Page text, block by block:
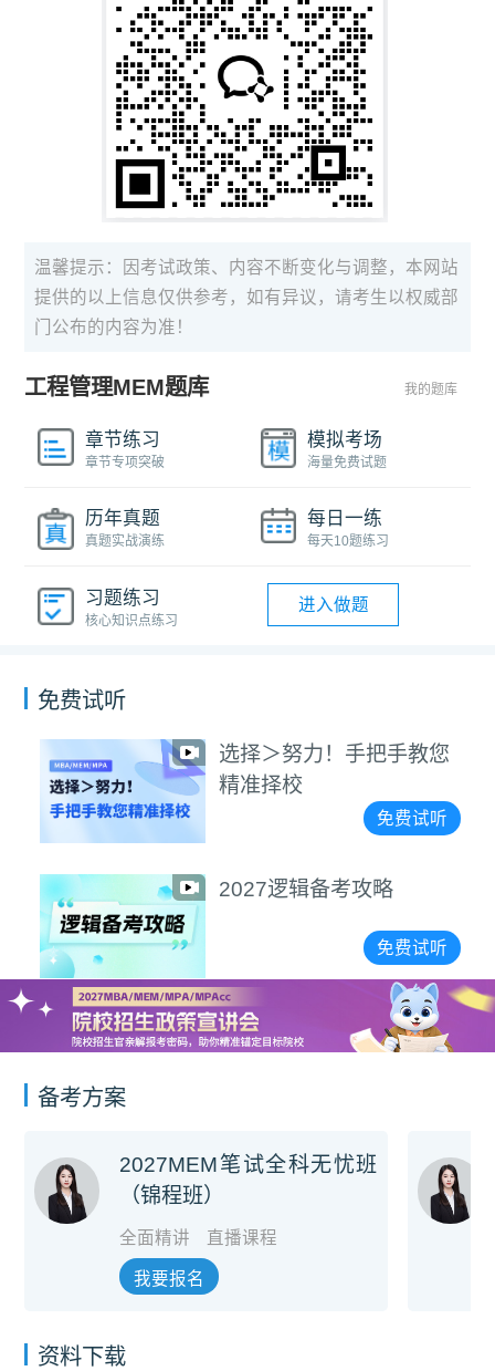
温馨提示：因考试政策、内容不断变化与调整，本网站
提供的以上信息仅供参考，如有异议，请考生以权威部
门公布的内容为准！
工程管理MEM题库 我的题库
章节练习
章节专项突破
模拟考场
海量免费试题
历年真题
真题实战演练
每日一练
每天10题练习
习题练习
核心知识点练习
进入做题
免费试听
选择＞努力！手把手教您
精准择校
免费试听
2027逻辑备考攻略
免费试听
备考方案
2027MEM笔试全科无忧班
（锦程班）
全面精讲 直播课程
我要报名
资料下载